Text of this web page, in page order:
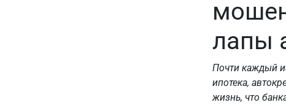
лапы
Почти каждый
ипотека,
жизнь, что